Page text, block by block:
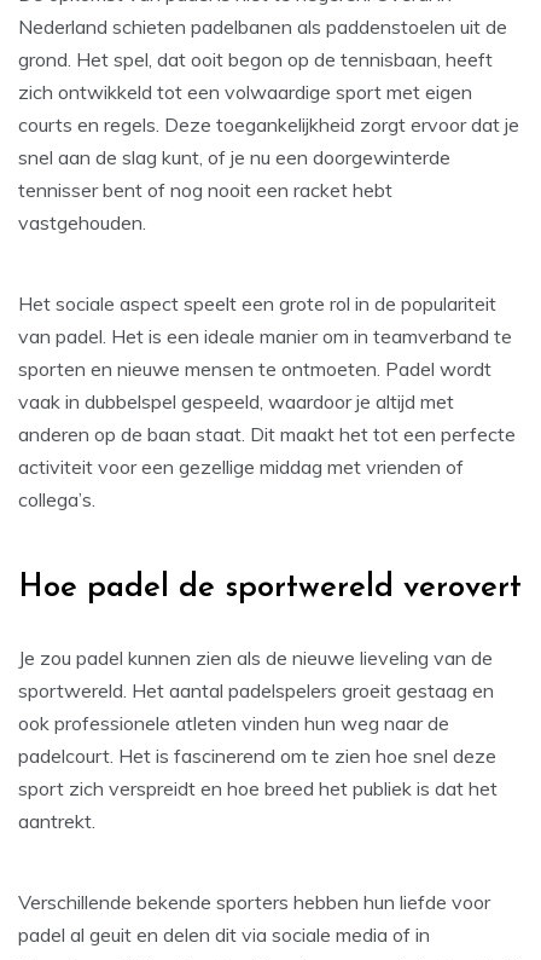
Nederland schieten padelbanen als paddenstoelen uit de
grond. Het spel, dat ooit begon op de tennisbaan, heeft
zich ontwikkeld tot een volwaardige sport met eigen
courts en regels. Deze toegankelijkheid zorgt ervoor dat je
snel aan de slag kunt, of je nu een doorgewinterde
tennisser bent of nog nooit een racket hebt
vastgehouden.
Het sociale aspect speelt een grote rol in de populariteit
van padel. Het is een ideale manier om in teamverband te
sporten en nieuwe mensen te ontmoeten. Padel wordt
vaak in dubbelspel gespeeld, waardoor je altijd met
anderen op de baan staat. Dit maakt het tot een perfecte
activiteit voor een gezellige middag met vrienden of
collega’s.
Hoe padel de sportwereld verovert
Je zou padel kunnen zien als de nieuwe lieveling van de
sportwereld. Het aantal padelspelers groeit gestaag en
ook professionele atleten vinden hun weg naar de
padelcourt. Het is fascinerend om te zien hoe snel deze
sport zich verspreidt en hoe breed het publiek is dat het
aantrekt.
Verschillende bekende sporters hebben hun liefde voor
padel al geuit en delen dit via sociale media of in